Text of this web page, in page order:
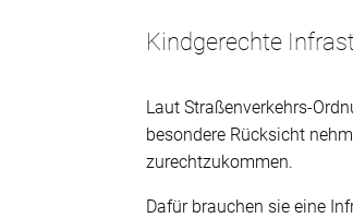
Kindgerechte
Laut Straßenverkehrs-
besondere Rücksicht
zurechtzukommen.
Dafür brauchen sie eine